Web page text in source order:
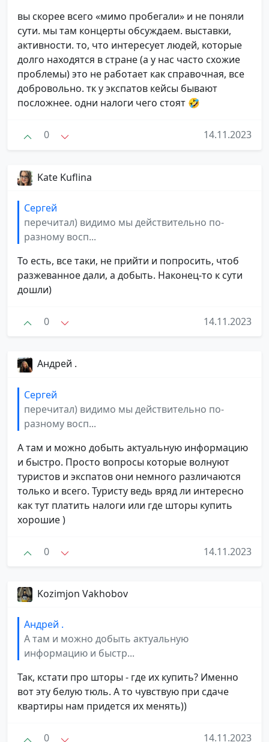
вы скорее всего «мимо пробегали» и не поняли
сути. мы там концерты обсуждаем. выставки,
активности. то, что интересует людей, которые
долго находятся в стране (а у нас часто схожие
проблемы) это не работает как справочная, все
добровольно. тк у экспатов кейсы бывают
посложнее. одни налоги чего стоят 🤣
0 14.11.2023
Kate Kuflina
Сергей
перечитал) видимо мы действительно по-
разному восп...
То есть, все таки, не прийти и попросить, чтоб
разжеванное дали, а добыть. Наконец-то к сути
дошли)
0 14.11.2023
Андрей .
Сергей
перечитал) видимо мы действительно по-
разному восп...
А там и можно добыть актуальную информацию
и быстро. Просто вопросы которые волнуют
туристов и экспатов они немного различаются
только и всего. Туристу ведь вряд ли интересно
как тут платить налоги или где шторы купить
хорошие )
0 14.11.2023
Kozimjon Vakhobov
Андрей .
А там и можно добыть актуальную
информацию и быстр...
Так, кстати про шторы - где их купить? Именно
вот эту белую тюль. А то чувствую при сдаче
квартиры нам придется их менять))
0 14.11.2023